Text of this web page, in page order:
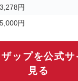
3,278円
5,000円
ップを公式サ
見る